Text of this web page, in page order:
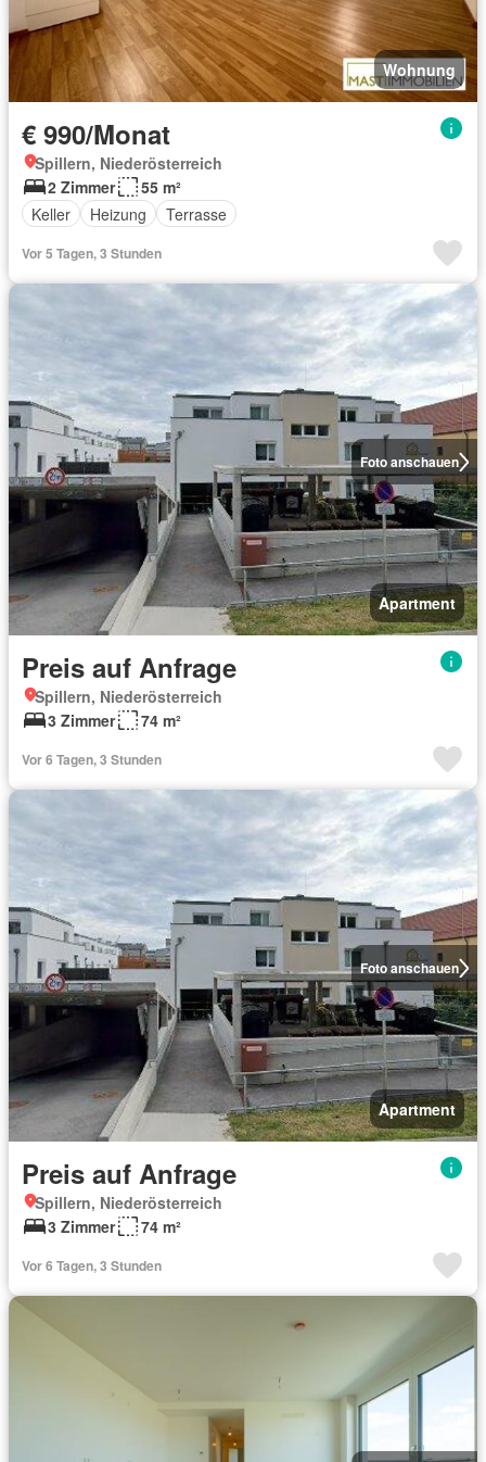
Wohnung
€ 990/Monat
Spillern, Niederösterreich
2 Zimmer
55 m²
Keller
Heizung Terrasse
Vor 5 Tagen, 3 Stunden
Foto anschauen
Apartment
Preis auf Anfrage
Spillern, Niederösterreich
3 Zimmer
74 m²
Vor 6 Tagen, 3 Stunden
Foto anschauen
Apartment
Preis auf Anfrage
Spillern, Niederösterreich
3 Zimmer
74 m²
Vor 6 Tagen, 3 Stunden